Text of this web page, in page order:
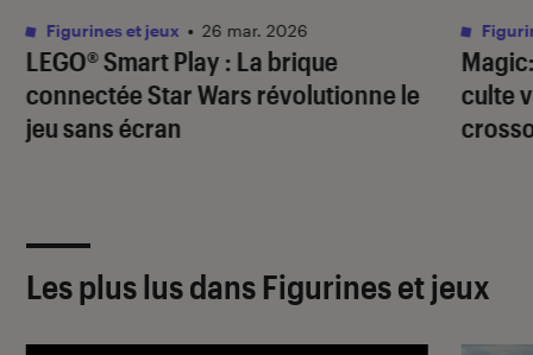
LEGO® Smart Play : La brique
connectée Star Wars révolutionne le
jeu sans écran
Figurines et jeux • 26 mar. 2026
culte
Les plus lus dans Figurines et jeux